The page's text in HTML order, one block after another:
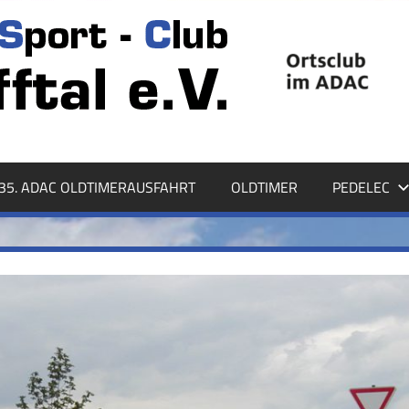
35. ADAC OLDTIMERAUSFAHRT OLDTIMER PEDELEC